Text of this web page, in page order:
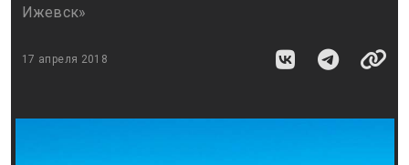
Ижевск»
17 апреля 2018